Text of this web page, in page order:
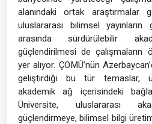
alanındaki ortak araştırmalar
uluslararası bilimsel
arasında sürdürülebilir
güçlendirilmesi de çalışmaların
yer alıyor. ÇOMÜ’nün
geliştirdiği bu tür temaslar,
akademik ağ içerisindeki
Üniversite, uluslararası
güçlendirmeye, bilimsel bilgi